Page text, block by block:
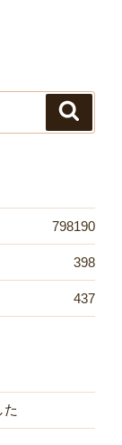
798190
398
437
た